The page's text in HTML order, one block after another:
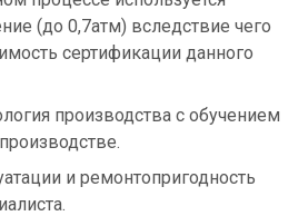
(до 0,7атм) вследствие чего
сертификации данного
производства с обучением
и ремонтопригодность